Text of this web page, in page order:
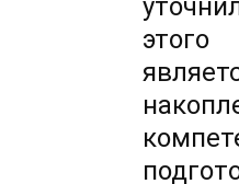
этого